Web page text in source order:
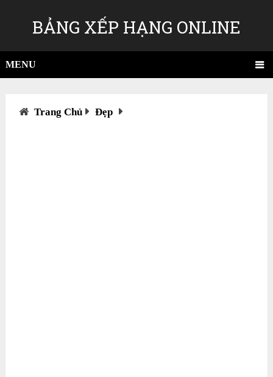
BẢNG XẾP HẠNG ONLINE
MENU
Trang Chủ Đẹp